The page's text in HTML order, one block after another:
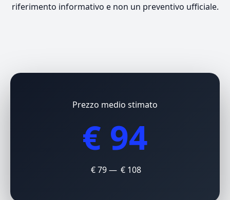
riferimento informativo e non un preventivo ufficiale.
Prezzo medio stimato
€ 94
€ 79 — € 108